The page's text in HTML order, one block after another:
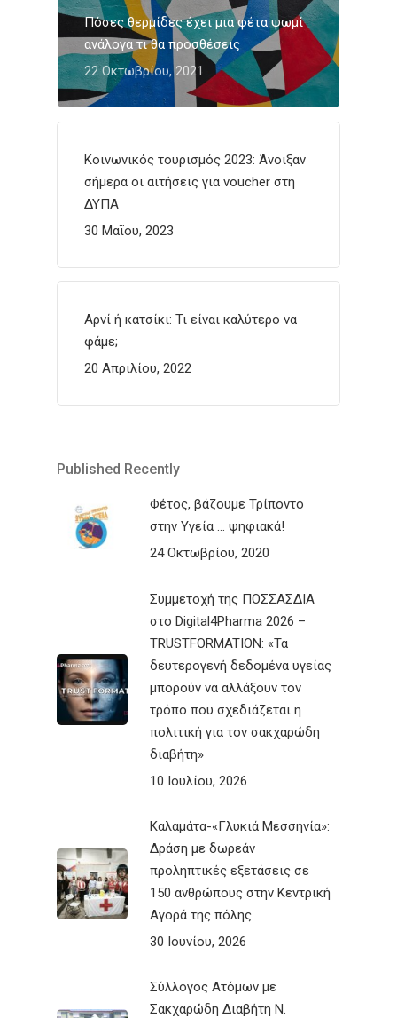
Πόσες θερμίδες έχει μια φέτα ψωμί
ανάλογα τι θα προσθέσεις
22 Οκτωβρίου, 2021
Κοινωνικός τουρισμός 2023: Άνοιξαν
σήμερα οι αιτήσεις για voucher στη
ΔΥΠΑ
30 Μαΐου, 2023
Αρνί ή κατσίκι: Τι είναι καλύτερο να
φάμε;
20 Απριλίου, 2022
Published Recently
Φέτος, βάζουμε Τρίποντο
στην Υγεία … ψηφιακά!
24 Οκτωβρίου, 2020
Συμμετοχή της ΠΟΣΣΑΣΔΙΑ
στο Digital4Pharma 2026 –
TRUSTFORMATION: «Τα
δευτερογενή δεδομένα υγείας
μπορούν να αλλάξουν τον
τρόπο που σχεδιάζεται η
πολιτική για τον σακχαρώδη
διαβήτη»
10 Ιουλίου, 2026
Καλαμάτα-«Γλυκιά Μεσσηνία»:
Δράση με δωρεάν
προληπτικές εξετάσεις σε
150 ανθρώπους στην Κεντρική
Αγορά της πόλης
30 Ιουνίου, 2026
Σύλλογος Ατόμων με
Σακχαρώδη Διαβήτη Ν.